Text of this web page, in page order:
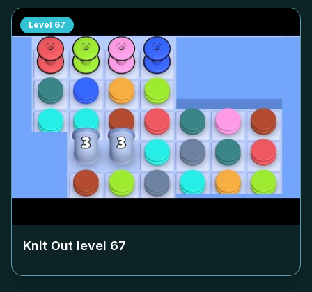
Level 67
Knit Out level 67